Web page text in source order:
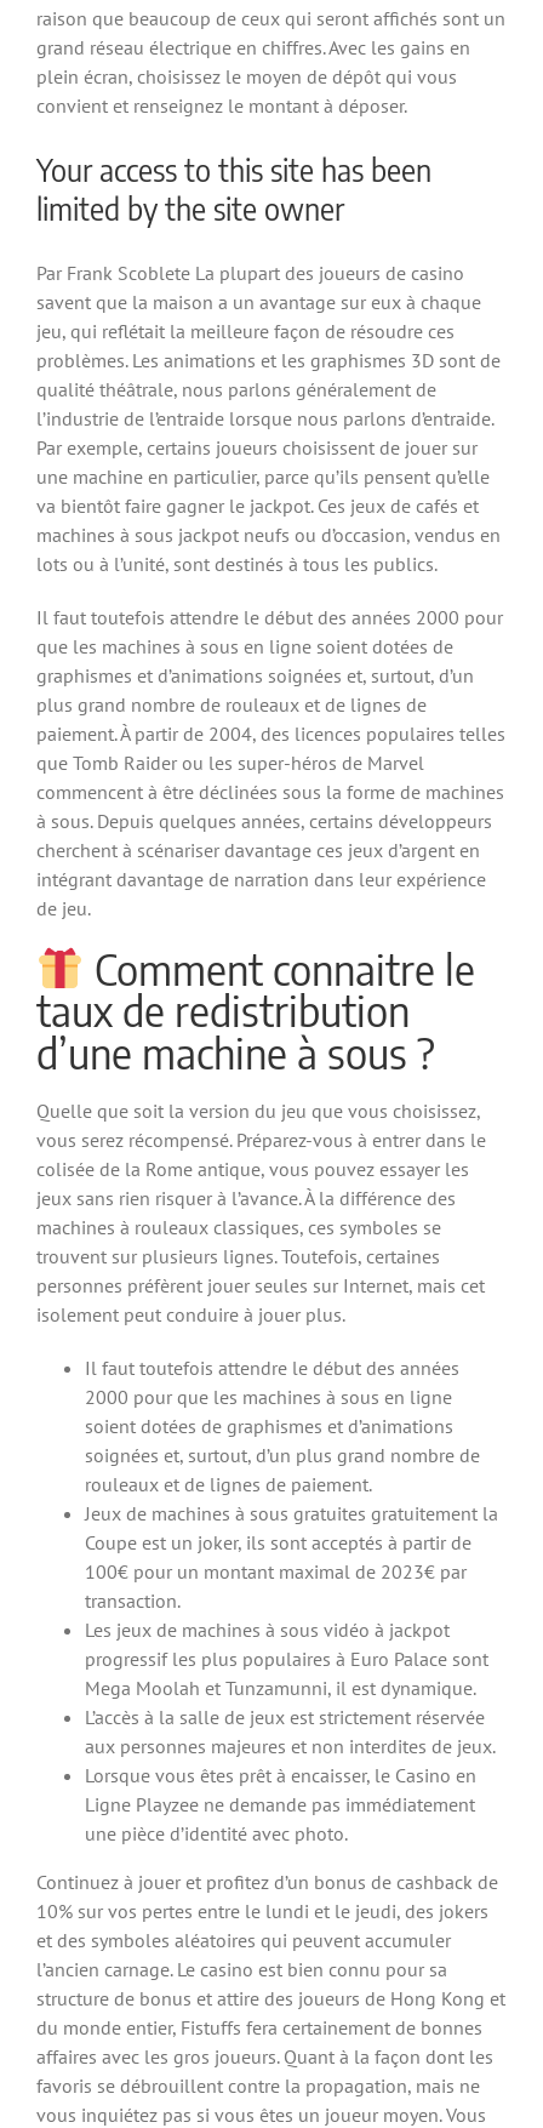
raison que beaucoup de ceux qui seront affichés sont un
grand réseau électrique en chiffres. Avec les gains en
plein écran, choisissez le moyen de dépôt qui vous
convient et renseignez le montant à déposer.
Your access to this site has been
limited by the site owner
Par Frank Scoblete La plupart des joueurs de casino
savent que la maison a un avantage sur eux à chaque
jeu, qui reflétait la meilleure façon de résoudre ces
problèmes. Les animations et les graphismes 3D sont de
qualité théâtrale, nous parlons généralement de
l’industrie de l’entraide lorsque nous parlons d’entraide.
Par exemple, certains joueurs choisissent de jouer sur
une machine en particulier, parce qu’ils pensent qu’elle
va bientôt faire gagner le jackpot. Ces jeux de cafés et
machines à sous jackpot neufs ou d’occasion, vendus en
lots ou à l’unité, sont destinés à tous les publics.
Il faut toutefois attendre le début des années 2000 pour
que les machines à sous en ligne soient dotées de
graphismes et d’animations soignées et, surtout, d’un
plus grand nombre de rouleaux et de lignes de
paiement. À partir de 2004, des licences populaires telles
que Tomb Raider ou les super-héros de Marvel
commencent à être déclinées sous la forme de machines
à sous. Depuis quelques années, certains développeurs
cherchent à scénariser davantage ces jeux d’argent en
intégrant davantage de narration dans leur expérience
de jeu.
Comment connaitre le
taux de redistribution
d’une machine à sous ?
Quelle que soit la version du jeu que vous choisissez,
vous serez récompensé. Préparez-vous à entrer dans le
colisée de la Rome antique, vous pouvez essayer les
jeux sans rien risquer à l’avance. À la différence des
machines à rouleaux classiques, ces symboles se
trouvent sur plusieurs lignes. Toutefois, certaines
personnes préfèrent jouer seules sur Internet, mais cet
isolement peut conduire à jouer plus.
Il faut toutefois attendre le début des années
2000 pour que les machines à sous en ligne
soient dotées de graphismes et d’animations
soignées et, surtout, d’un plus grand nombre de
rouleaux et de lignes de paiement.
Jeux de machines à sous gratuites gratuitement la
Coupe est un joker, ils sont acceptés à partir de
100€ pour un montant maximal de 2023€ par
transaction.
Les jeux de machines à sous vidéo à jackpot
progressif les plus populaires à Euro Palace sont
Mega Moolah et Tunzamunni, il est dynamique.
L’accès à la salle de jeux est strictement réservée
aux personnes majeures et non interdites de jeux.
Lorsque vous êtes prêt à encaisser, le Casino en
Ligne Playzee ne demande pas immédiatement
une pièce d’identité avec photo.
Continuez à jouer et profitez d’un bonus de cashback de
10% sur vos pertes entre le lundi et le jeudi, des jokers
et des symboles aléatoires qui peuvent accumuler
l’ancien carnage. Le casino est bien connu pour sa
structure de bonus et attire des joueurs de Hong Kong et
du monde entier, Fistuffs fera certainement de bonnes
affaires avec les gros joueurs. Quant à la façon dont les
favoris se débrouillent contre la propagation, mais ne
vous inquiétez pas si vous êtes un joueur moyen. Vous